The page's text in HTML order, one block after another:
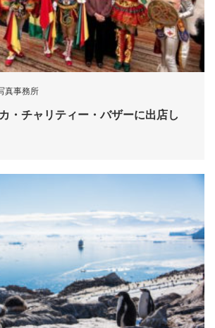
真事務所
・チャリティー・バザーに出店し